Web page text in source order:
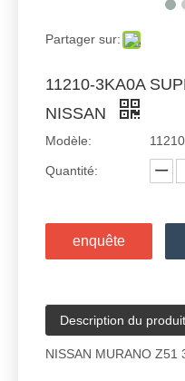
Partager sur:
11210-3KA0A
NISSAN
Modèle:
Quantité:
enquête
Description du produit
NISSAN MURANO Z51